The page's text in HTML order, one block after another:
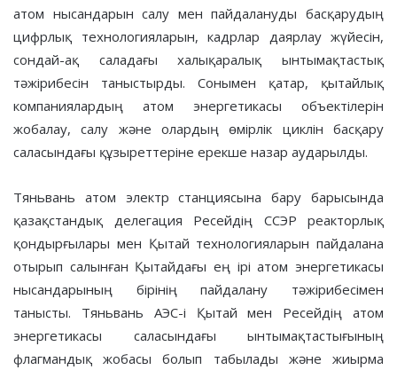
атом нысандарын салу мен пайдалануды басқарудың
цифрлық технологияларын, кадрлар даярлау жүйесін,
сондай-ақ саладағы халықаралық ынтымақтастық
тәжірибесін таныстырды. Сонымен қатар, қытайлық
компаниялардың атом энергетикасы объектілерін
жобалау, салу және олардың өмірлік циклін басқару
саласындағы құзыреттеріне ерекше назар аударылды.
Тяньвань атом электр станциясына бару барысында
қазақстандық делегация Ресейдің ССЭР реакторлық
қондырғылары мен Қытай технологияларын пайдалана
отырып салынған Қытайдағы ең ірі атом энергетикасы
нысандарының бірінің пайдалану тәжірибесімен
танысты. Тяньвань АЭС-і Қытай мен Ресейдің атом
энергетикасы саласындағы ынтымақтастығының
флагмандық жобасы болып табылады және жиырма